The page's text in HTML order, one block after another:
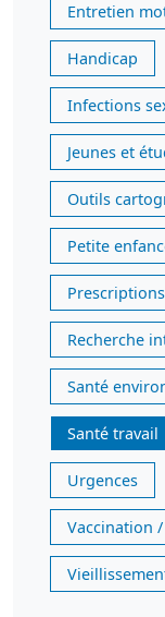
Entretien
Handicap
Infections
Jeunes et
Outils
Petite
Recherche
Santé
Santé travail
Urgences
Vaccination